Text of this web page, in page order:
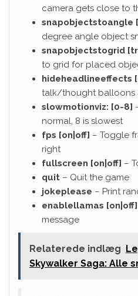
camera gets close to
snapobjectstoangle
degree angle object
snapobjectstogrid
to grid for placed
hideheadlineeffects
talk/thought balloons
slowmotionviz: [0-8]
normal, 8 is slowest
fps [on|off] – Toggle
right
fullscreen [on|off] –
quit – Quit the game
jokeplease – Print
enablellamas [on|off]
message
Relaterede indlæg
Skywalker Saga: Alle